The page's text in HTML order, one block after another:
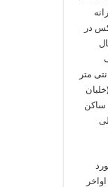
در
سروش هیچکس حدود ۱۶۵ سانتی متر
ساکن